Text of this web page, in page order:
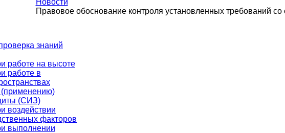
Правовое обоснование контроля установленных требований
знаний
работе на высоте
работе в
(применению)
(СИЗ)
воздействии
факторов
выполнении